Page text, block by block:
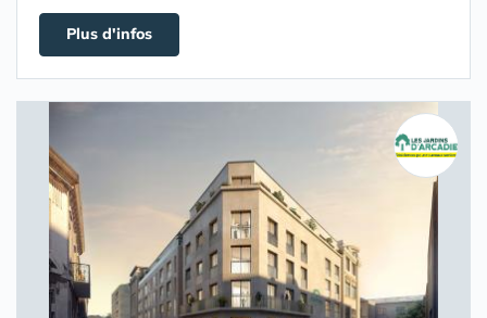
Plus d'infos